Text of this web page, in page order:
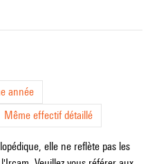
année
Même effectif détaillé
elle ne reflète pas les